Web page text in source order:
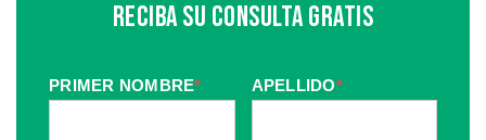
Reciba Su Consulta Gratis
PRIMER NOMBRE* APELLIDO*